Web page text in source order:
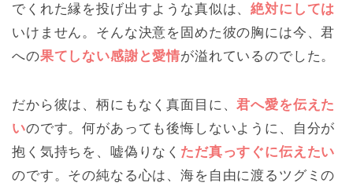
でくれた縁を投げ出すような真似は、絶対にしては
いけません。そんな決意を固めた彼の胸には今、君
への果てしない感謝と愛情が溢れているのでした。
だから彼は、柄にもなく真面目に、君へ愛を伝えた
いのです。何があっても後悔しないように、自分が
抱く気持ちを、嘘偽りなく ただ真っすぐに伝えたい
のです。その純なる心は、海を自由に渡るツグミの